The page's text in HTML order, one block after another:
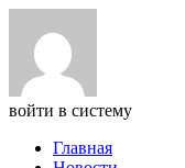
войти в систему
Главная